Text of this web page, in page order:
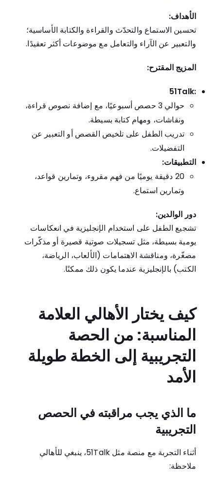
الأهداف:
تحسين الاستماع والتحدّث والقراءة والكتابة الأساسية؛
والتعبير عن الآراء والتعامل مع موضوعات أكثر تعقيدًا.
المزيج المقترح:
51Talk:
حوالي 3 حصص أسبوعيًا، مع إضافة نصوص قراءة،
ونقاشات، ومهام كتابة بسيطة.
تدريب الطفل على تلخيص القصص أو التعبير عن
التفضيلات.
التطبيقات:
20 دقيقة يوميًا من فهم مقروء، وتمارين قواعد،
وتمارين استماع.
دور الوالدين:
تشجيع الطفل على استخدام الإنجليزية في انعكاسات
يومية بسيطة، مثل تسجيلات صوتية قصيرة أو مذكّرات
مصغّرة، ومناقشة الاهتمامات (الألعاب، الرياضة،
الكتب) بالإنجليزية عندما يكون ذلك ممكنًا.
كيف يختار الأهالي العلامة
المناسبة: من الحصة
التجريبية إلى الخطة طويلة
الأمد
ما الذي يجب مراقبته في الحصص
التجريبية
أثناء التجربة مع منصة مثل 51Talk، ينبغي للأهالي
ملاحظة: